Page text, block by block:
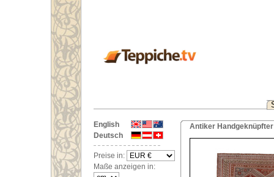
English
Deutsch
Preise in:
Maße anzeigen in:
Antiker